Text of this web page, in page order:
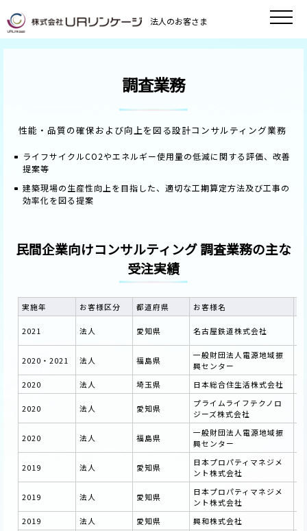
法人のお客さま
調査業務
性能・品質の確保および向上を図る設計コンサルティング業務
ライフサイクルCO2やエネルギー使用量の低減に関する評価、改善
提案等
建築現場の生産性向上を目指した、適切な工期算定方法及び工事の
効率化を図る提案
民間企業向けコンサルティング 調査業務の主な
受注実績
実施年 お客様区分 都道府県 お客様名
2021 法人 愛知県 名古屋鉄道株式会社
2020・2021 法人 福島県
一般財団法人電源地域振
興センター
2020
法人 埼玉県 日本総合住生活株式会社
2020 法人 愛知県
プライムライフテクノロ
ジーズ株式会社
2020 法人 福島県
一般財団法人電源地域振
興センター
2019 法人 愛知県
日本プロパティマネジメ
ント株式会社
2019 法人 愛知県
日本プロパティマネジメ
ント株式会社
2019 法人 愛知県 興和株式会社